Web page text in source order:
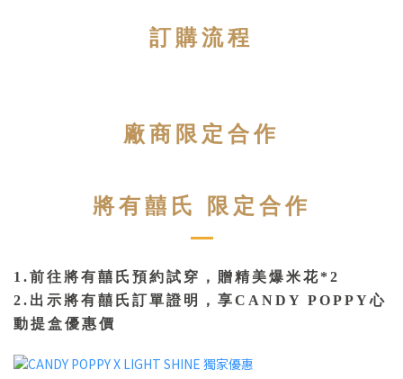
訂購流程
廠商限定合作
將有囍氏 限定合作
1.前往將有囍氏預約試穿，贈精美爆米花*2
2.出示將有囍氏訂單證明，享CANDY POPPY心
動提盒優惠價